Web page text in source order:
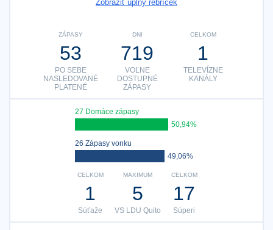
Zobraziť úplný rebríček
CELKOM
1
TELEVÍZNE
KANÁLY
DNI
719
VOĽNE
DOSTUPNÉ
ZÁPASY
ZÁPASY
53
PO SEBE
NASLEDOVANÉ
PLATENÉ
27 Domáce zápasy
50,94%
26 Zápasy vonku
49,06%
CELKOM
17
Súperi
MAXIMUM
5
VS LDU Quito
CELKOM
1
Súťaže